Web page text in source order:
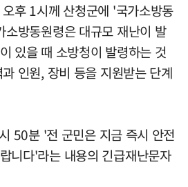
후 1시께 산청군에 '국가소방동
방동원령은 대규모 재난이 발
있을 때 소방청이 발령하는 것
인원, 장비 등을 지원받는 단계
50분 '전 군민은 지금 즉시 안전
니다'라는 내용의 긴급재난문자